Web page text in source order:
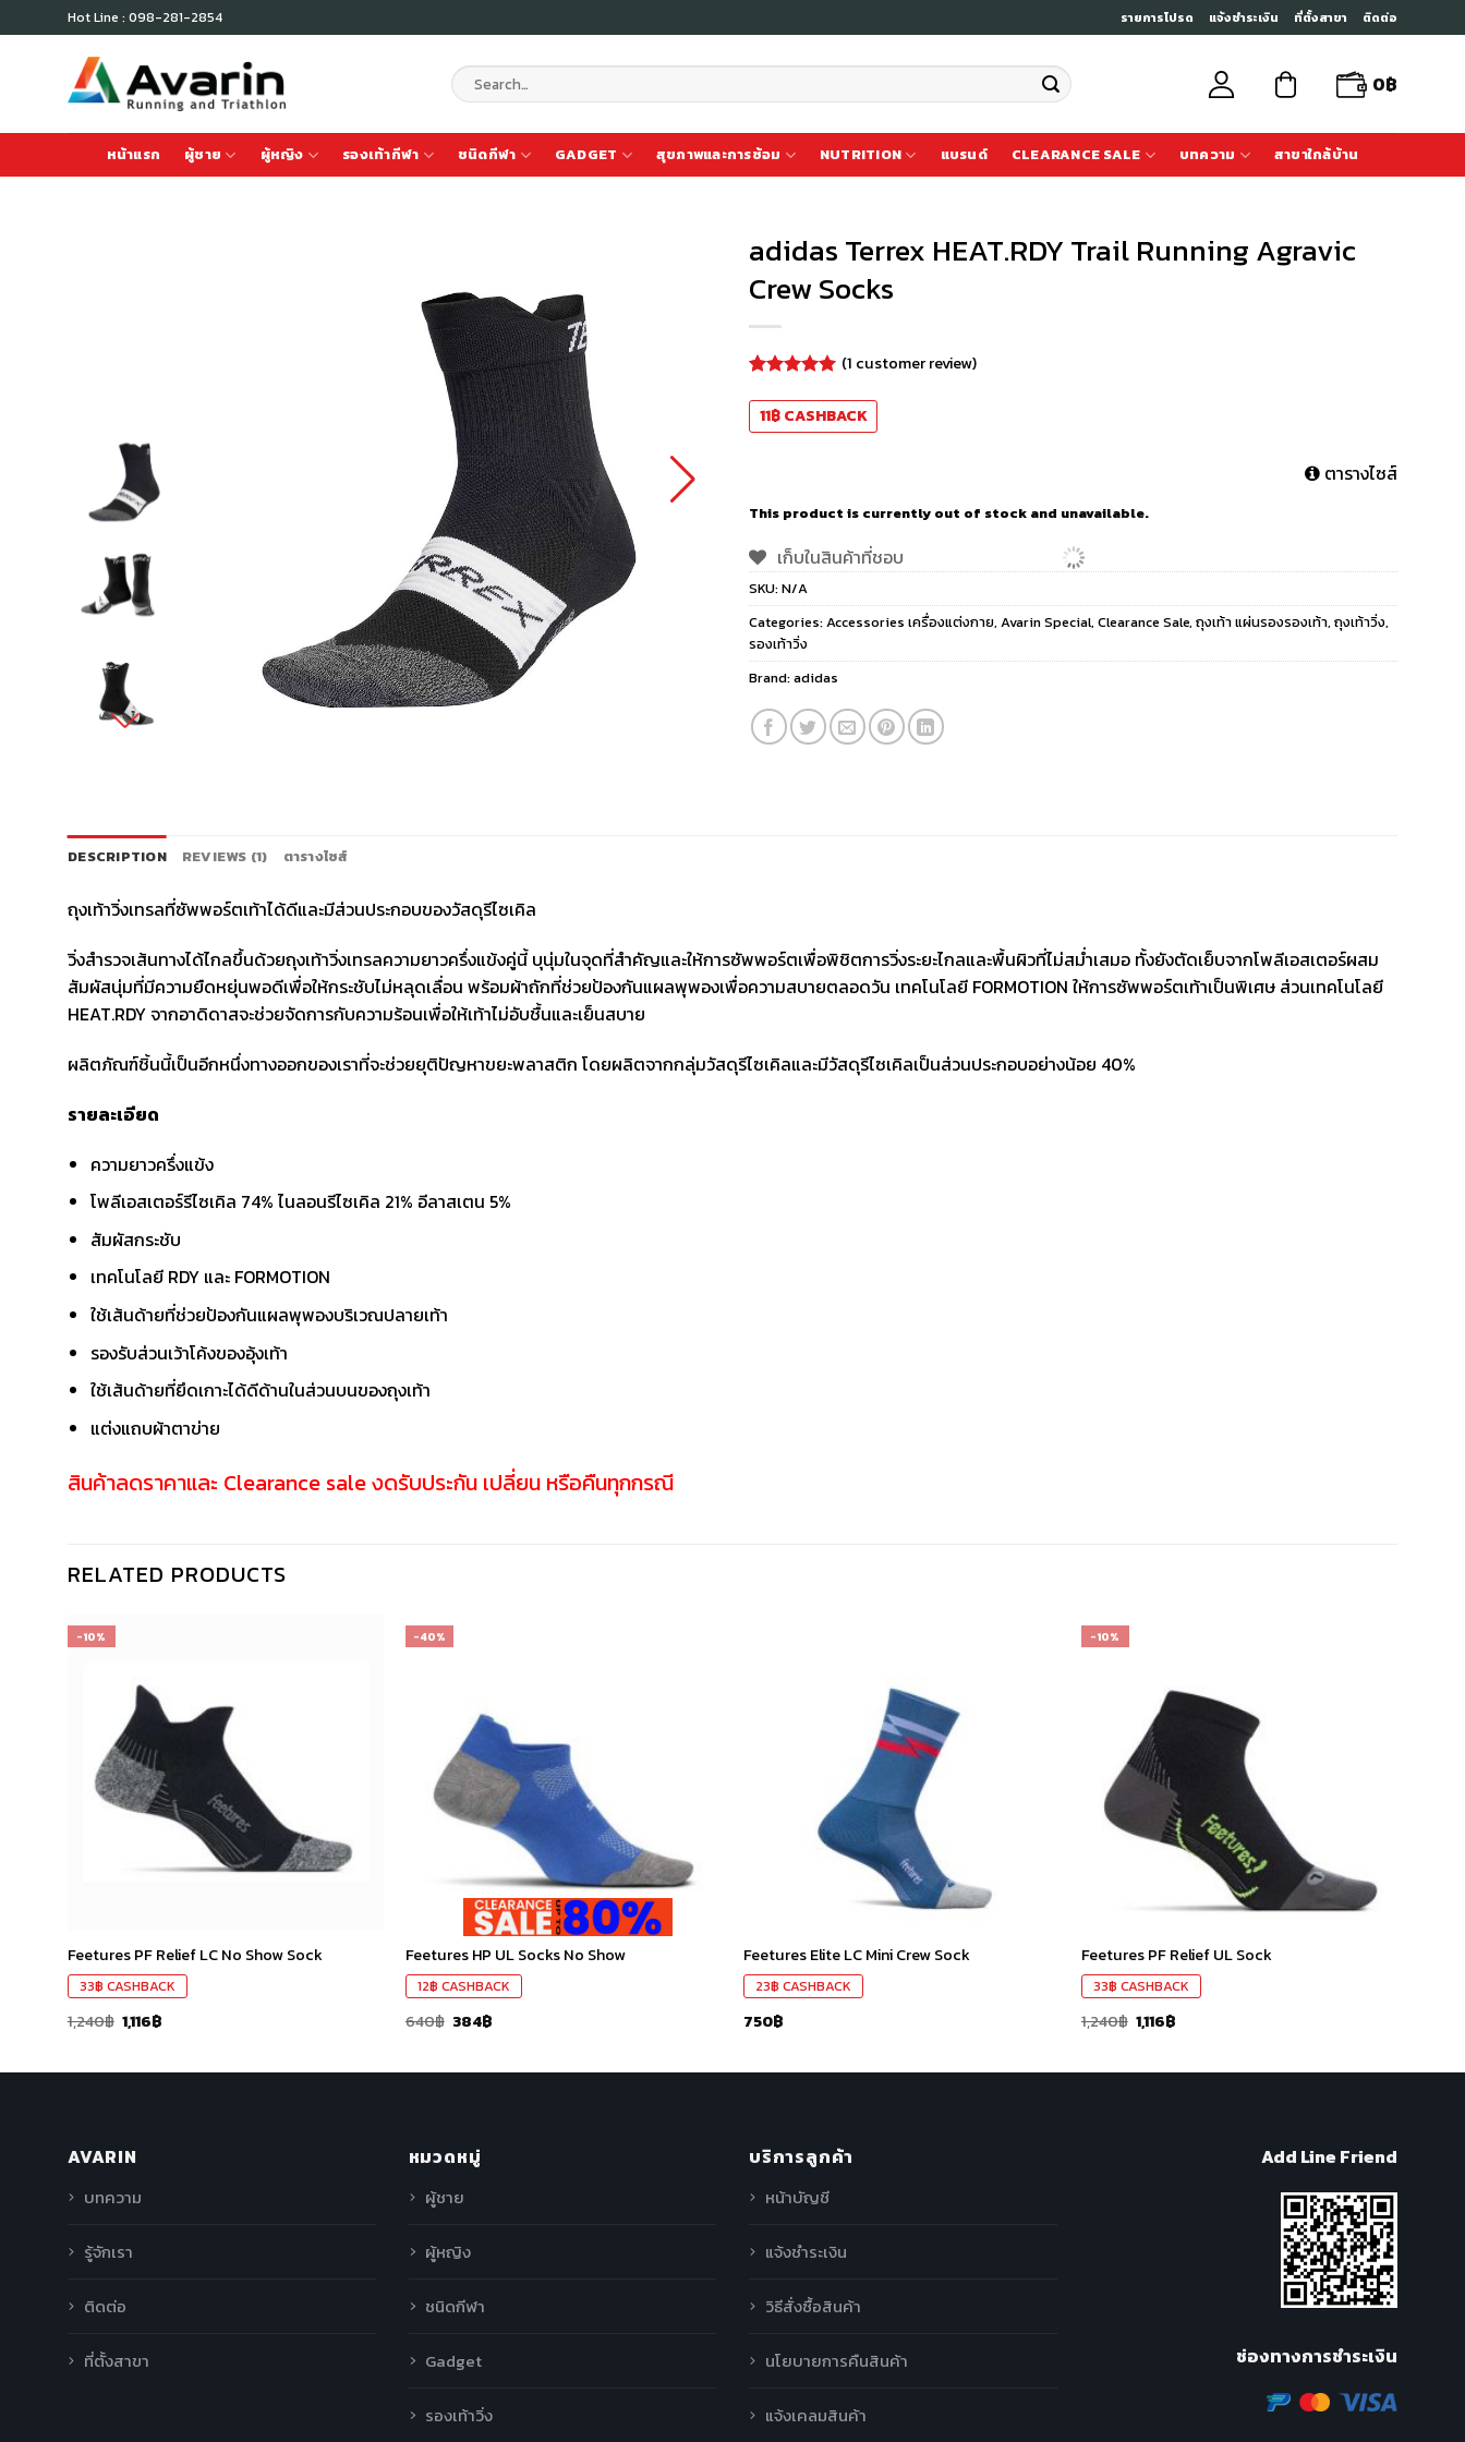
to
Hot Line : 098-281-2854 รายการโปรด แจ้งชำระเงิน ที่ตั้งสาขา ติดต่อ
Search
for:
0฿
หน้าแรก ผู้ชาย ผู้หญิง รองเท้ากีฬา ชนิดกีฬา GADGET สุขภาพและการซ้อม NUTRITION แบรนด์ CLEARANCE SALE บทความ สาขาใกล้บ้าน
adidas Terrex HEAT.RDY Trail Running Agravic
Crew Socks
out of 5
based on
(1 customer review)
11฿CASHBACK
ตารางไซส์
This product is currently out of stock and unavailable.
เก็บในสินค้าที่ชอบ
SKU:N/A
Categories:Accessories เครื่องแต่งกาย, Avarin Special, Clearance Sale, ถุงเท้า แผ่นรองรองเท้า, ถุงเท้าวิ่ง,
รองเท้าวิ่ง
Brand:adidas
DESCRIPTION REVIEWS (1) ตารางไซส์
ถุงเท้าวิ่งเทรลที่ซัพพอร์ตเท้าได้ดีและมีส่วนประกอบของวัสดุรีไซเคิล
วิ่งสำรวจเส้นทางได้ไกลขึ้นด้วยถุงเท้าวิ่งเทรลความยาวครึ่งแข้งคู่นี้ บุนุ่มในจุดที่สำคัญและให้การซัพพอร์ตเพื่อพิชิตการวิ่งระยะไกลและพื้นผิวที่ไม่สม่ำเสมอ ทั้งยังตัดเย็บจากโพลีเอสเตอร์ผสม
สัมผัสนุ่มที่มีความยืดหยุ่นพอดีเพื่อให้กระชับไม่หลุดเลื่อน พร้อมผ้าถักที่ช่วยป้องกันแผลพุพองเพื่อความสบายตลอดวัน เทคโนโลยี FORMOTION ให้การซัพพอร์ตเท้าเป็นพิเศษ ส่วนเทคโนโลยี
HEAT.RDY จากอาดิดาสจะช่วยจัดการกับความร้อนเพื่อให้เท้าไม่อับชื้นและเย็นสบาย
ผลิตภัณฑ์ชิ้นนี้เป็นอีกหนึ่งทางออกของเราที่จะช่วยยุติปัญหาขยะพลาสติก โดยผลิตจากกลุ่มวัสดุรีไซเคิลและมีวัสดุรีไซเคิลเป็นส่วนประกอบอย่างน้อย 40%
รายละเอียด
ความยาวครึ่งแข้ง
โพลีเอสเตอร์รีไซเคิล 74% ไนลอนรีไซเคิล 21% อีลาสเตน 5%
สัมผัสกระชับ
เทคโนโลยี RDY และ FORMOTION
ใช้เส้นด้ายที่ช่วยป้องกันแผลพุพองบริเวณปลายเท้า
รองรับส่วนเว้าโค้งของอุ้งเท้า
ใช้เส้นด้ายที่ยึดเกาะได้ดีด้านในส่วนบนของถุงเท้า
แต่งแถบผ้าตาข่าย
สินค้าลดราคาและ Clearance sale งดรับประกัน เปลี่ยน หรือคืนทุกกรณี
RELATED PRODUCTS
-10%
Feetures PF Relief LC No Show Sock
33฿ CASHBACK
1,240฿ 1,116฿
-40%
Feetures HP UL Socks No Show
12฿ CASHBACK
640฿ 384฿
Feetures Elite LC Mini Crew Sock
23฿ CASHBACK
750฿
-10%
Feetures PF Relief UL Sock
33฿ CASHBACK
1,240฿ 1,116฿
AVARIN
บทความ
รู้จักเรา
ติดต่อ
ที่ตั้งสาขา
หมวดหมู่
ผู้ชาย
ผู้หญิง
ชนิดกีฬา
Gadget
รองเท้าวิ่ง
บริการลูกค้า
หน้าบัญชี
แจ้งชำระเงิน
วิธีสั่งซื้อสินค้า
นโยบายการคืนสินค้า
แจ้งเคลมสินค้า
Add Line Friend
ช่องทางการชำระเงิน